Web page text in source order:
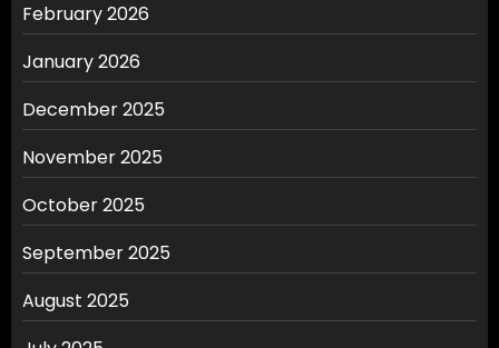
February 2026
January 2026
December 2025
November 2025
October 2025
September 2025
August 2025